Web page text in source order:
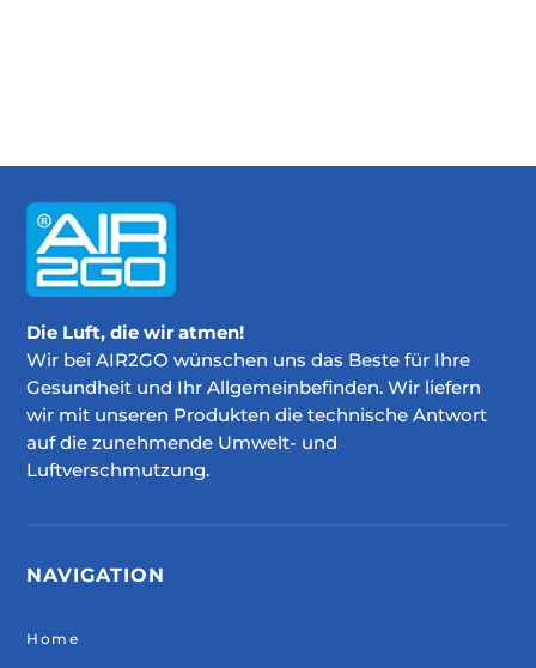
Die Luft, die wir atmen!
Wir bei AIR2GO wünschen uns das Beste für Ihre
Gesundheit und Ihr Allgemeinbefinden. Wir liefern
wir mit unseren Produkten die technische Antwort
auf die zunehmende Umwelt- und
Luftverschmutzung.
NAVIGATION
Home